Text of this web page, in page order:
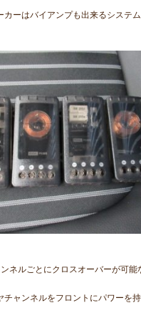
ーはバイアンプも出来るシステム
ネルごとにクロスオーバーが可能
チャンネルをフロントにパワーを